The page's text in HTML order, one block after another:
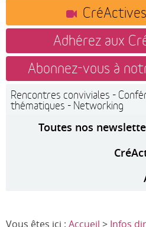
Adhérez aux
Abonnez-vous à
Rencontres conviviales -
thématiques - Networking
Toutes nos
Vous êtes ici : Accueil > Infos